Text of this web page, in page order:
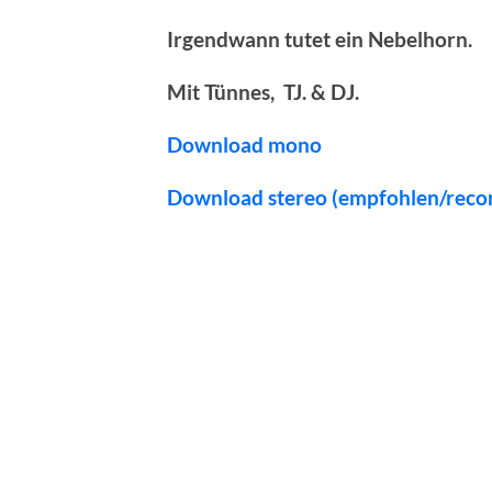
Irgendwann tutet ein Nebelhorn.
Mit Tünnes, TJ. & DJ.
Download mono
Download stereo (empfohlen/